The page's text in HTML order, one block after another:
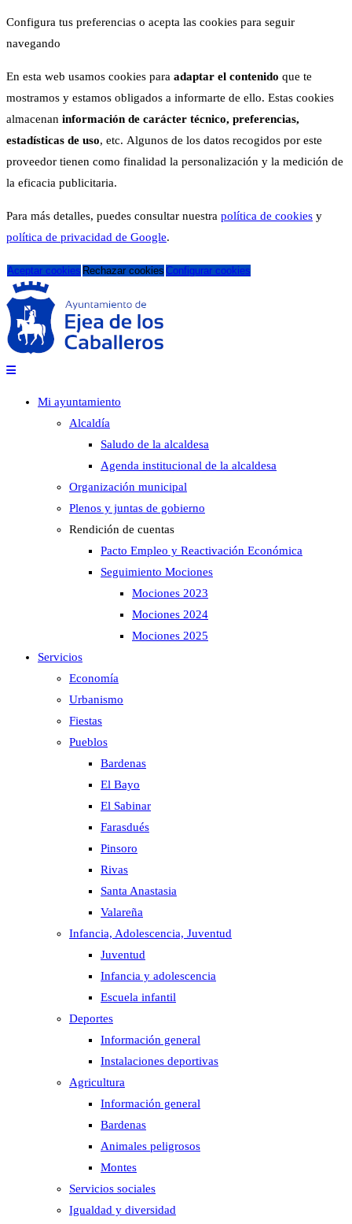
Configura tus preferencias o acepta las cookies para seguir
navegando
En esta web usamos cookies para adaptar el contenido que te
mostramos y estamos obligados a informarte de ello. Estas cookies
almacenan información de carácter técnico, preferencias,
estadísticas de uso, etc. Algunos de los datos recogidos por este
proveedor tienen como finalidad la personalización y la medición de
la eficacia publicitaria.
Para más detalles, puedes consultar nuestra política de cookies y
política de privacidad de Google.
Aceptar cookies Rechazar cookies Configurar cookies
Mi ayuntamiento
Alcaldía
Saludo de la alcaldesa
Agenda institucional de la alcaldesa
Organización municipal
Plenos y juntas de gobierno
Rendición de cuentas
Pacto Empleo y Reactivación Económica
Seguimiento Mociones
Mociones 2023
Mociones 2024
Mociones 2025
Servicios
Economía
Urbanismo
Fiestas
Pueblos
Bardenas
El Bayo
El Sabinar
Farasdués
Pinsoro
Rivas
Santa Anastasia
Valareña
Infancia, Adolescencia, Juventud
Juventud
Infancia y adolescencia
Escuela infantil
Deportes
Información general
Instalaciones deportivas
Agricultura
Información general
Bardenas
Animales peligrosos
Montes
Servicios sociales
Igualdad y diversidad